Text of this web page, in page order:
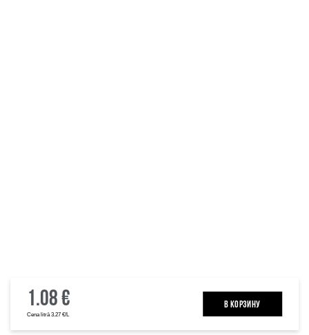
1.08 €
Cena litrā 3.27 €/L
B КОРЗИНУ